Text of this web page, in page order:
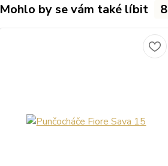
Mohlo by se vám také líbit 8